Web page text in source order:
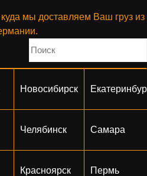
мы доставляем Ваш груз из
Новосибирск
Челябинск Самара
Красноярск Пермь